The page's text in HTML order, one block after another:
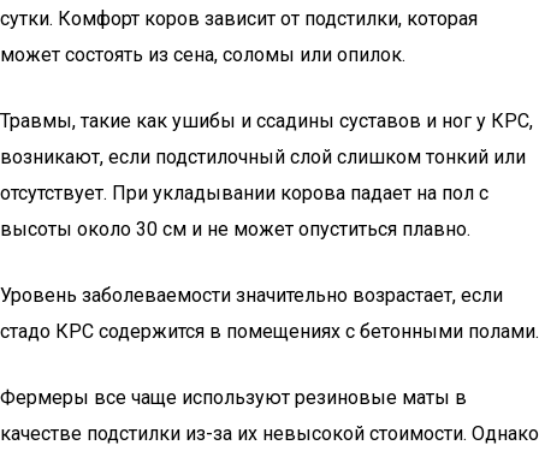
сутки. Комфорт коров зависит от подстилки, которая
может состоять из сена, соломы или опилок.
Травмы, такие как ушибы и ссадины суставов и ног у КРС,
возникают, если подстилочный слой слишком тонкий или
отсутствует. При укладывании корова падает на пол с
высоты около 30 см и не может опуститься плавно.
Уровень заболеваемости значительно возрастает, если
стадо КРС содержится в помещениях с бетонными полами.
Фермеры все чаще используют резиновые маты в
качестве подстилки из-за их невысокой стоимости. Однако